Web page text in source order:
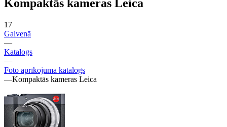
Kompaktās kameras Leica
17
Galvenā
—
Katalogs
—
Foto aprīkojuma katalogs
—Kompaktās kameras Leica